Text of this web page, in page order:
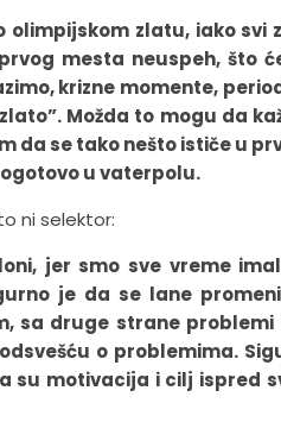
olimpijskom zlatu, iako svi
mesta neuspeh, što
krizne momente,
Možda to mogu da
se tako nešto ističe u
u vaterpolu.
ni selektor:
jer smo sve vreme
je da se lane
sa druge strane problemi
o problemima.
motivacija i cilj ispred